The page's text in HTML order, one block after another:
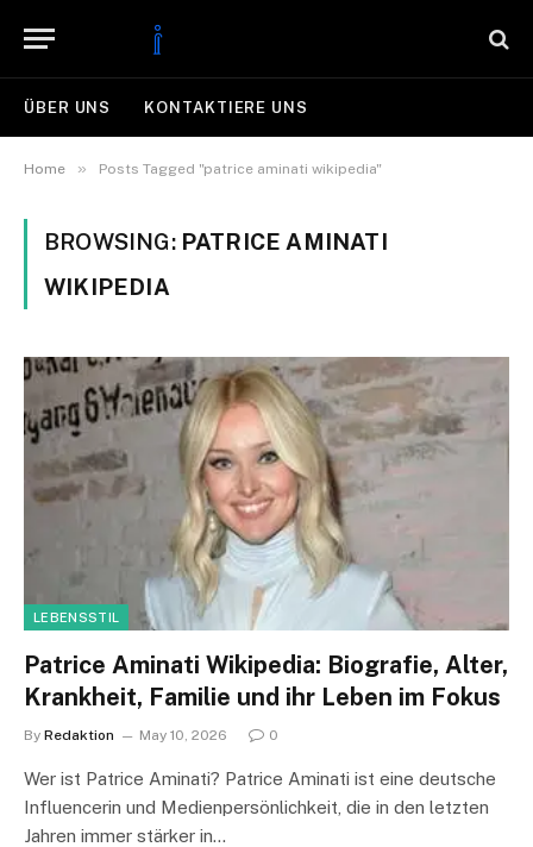
ÜBER UNS KONTAKTIERE UNS
Home » Posts Tagged "patrice aminati wikipedia"
BROWSING: PATRICE AMINATI
WIKIPEDIA
LEBENSSTIL
Patrice Aminati Wikipedia: Biografie, Alter,
Krankheit, Familie und ihr Leben im Fokus
By Redaktion May 10, 2026 0
Wer ist Patrice Aminati? Patrice Aminati ist eine deutsche
Influencerin und Medienpersönlichkeit, die in den letzten
Jahren immer stärker in…